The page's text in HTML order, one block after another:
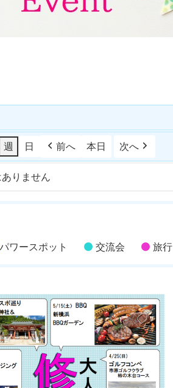
週 日 前へ 本日 次へ
りません
パワースポット 交流会 旅行